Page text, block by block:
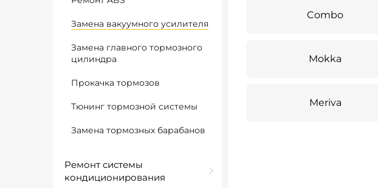
Замена вакуумного усилителя
Замена главного тормозного
цилиндра
Прокачка тормозов
Тюнинг тормозной системы
Замена тормозных барабанов
Ремонт системы
кондиционирования
Combo
Mokka
Meriva